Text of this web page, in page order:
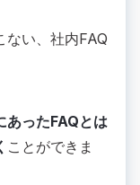
ない、社内FAQ
あったFAQとは
ことができま